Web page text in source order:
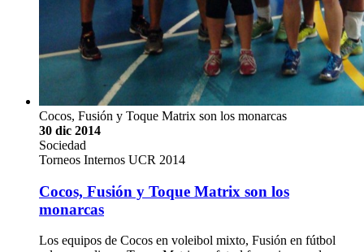
Cocos, Fusión y Toque Matrix son los monarcas
30 dic 2014
Sociedad
Torneos Internos UCR 2014
Cocos, Fusión y Toque Matrix son los
monarcas
Los equipos de Cocos en voleibol mixto, Fusión en fútbol